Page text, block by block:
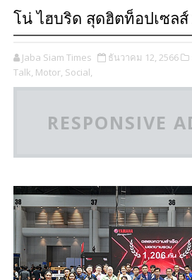
โน่ ไฮบริด สุดฮิตท็อปเซลส์
Jaba Siam Times ธันวาคม 12, 2566
Talk, Motor, Social,
RESPONSIVE